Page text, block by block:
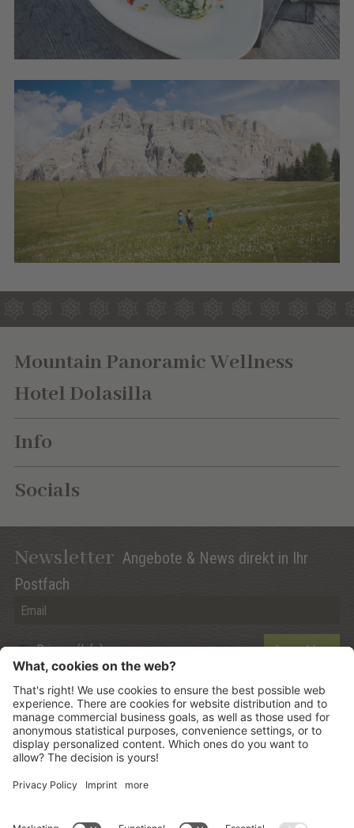
Mountain Panoramic Wellness
Hotel Dolasilla
Info
Socials
Newsletter Angebote & News direkt in Ihr
Postfach
Anmelden
Privacy (Info)
©2026Mountain Panoramic Wellness Hotel Dolasilla.CIN:
IT021006A13ZWMYJZ7
.
Sitemap . Impressum . Datenschutzerklärung
. produced by